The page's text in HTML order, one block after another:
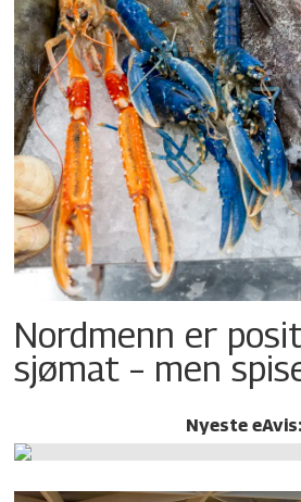
Nordmenn er
sjømat – men
Nyeste eAvis: